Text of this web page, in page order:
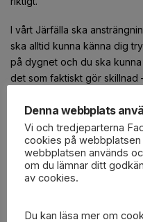
I vårt Järfälla ska
ska alltid kunna känna dig
på dygnet och du ska
det som faktiskt gör skillnad
Ordning i kommunens
säkerställa bra skolor och
samtidigt som vi håller nere
dina egna pengar. I vårt
husdröm i trygga och
Denna webbplats
Vi och tredjeparterna
cookies på
webbplatsen används
om du lämnar ditt
av cookies.
Du kan läsa mer om